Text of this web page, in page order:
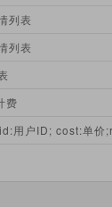
列表
列表
费
用户ID; cost:单